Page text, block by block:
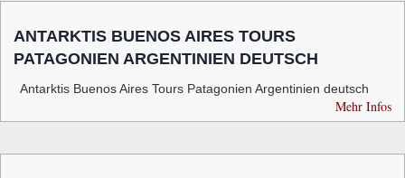
ANTARKTIS BUENOS AIRES TOURS
PATAGONIEN ARGENTINIEN DEUTSCH
Antarktis Buenos Aires Tours Patagonien Argentinien deutsch
Mehr Infos